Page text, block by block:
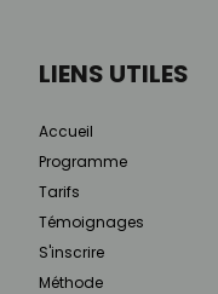
LIENS UTILES
Accueil
Programme
Tarifs
Témoignages
S'inscrire
Méthode